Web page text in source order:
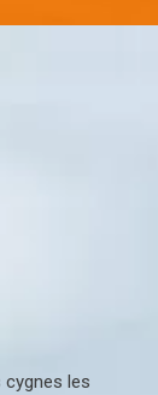
cygnes les